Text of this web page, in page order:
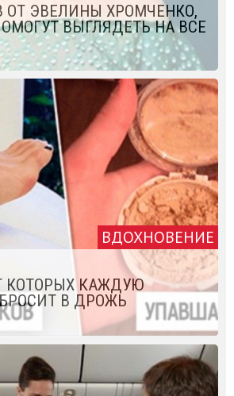
ОТ ЭВЕЛИНЫ ХРОМЧЕНКО,
ВЫГЛЯДЕТЬ НА ВСЕ
ВДОХНОВЕНИЕ
КОТОРЫХ КАЖДУЮ
В ДРОЖЬ